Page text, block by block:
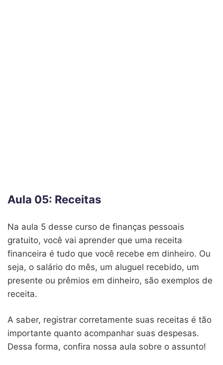
Aula 05: Receitas
Na aula 5 desse curso de finanças pessoais
gratuito, você vai aprender que uma receita
financeira é tudo que você recebe em dinheiro. Ou
seja, o salário do mês, um aluguel recebido, um
presente ou prêmios em dinheiro, são exemplos de
receita.
A saber, registrar corretamente suas receitas é tão
importante quanto acompanhar suas despesas.
Dessa forma, confira nossa aula sobre o assunto!